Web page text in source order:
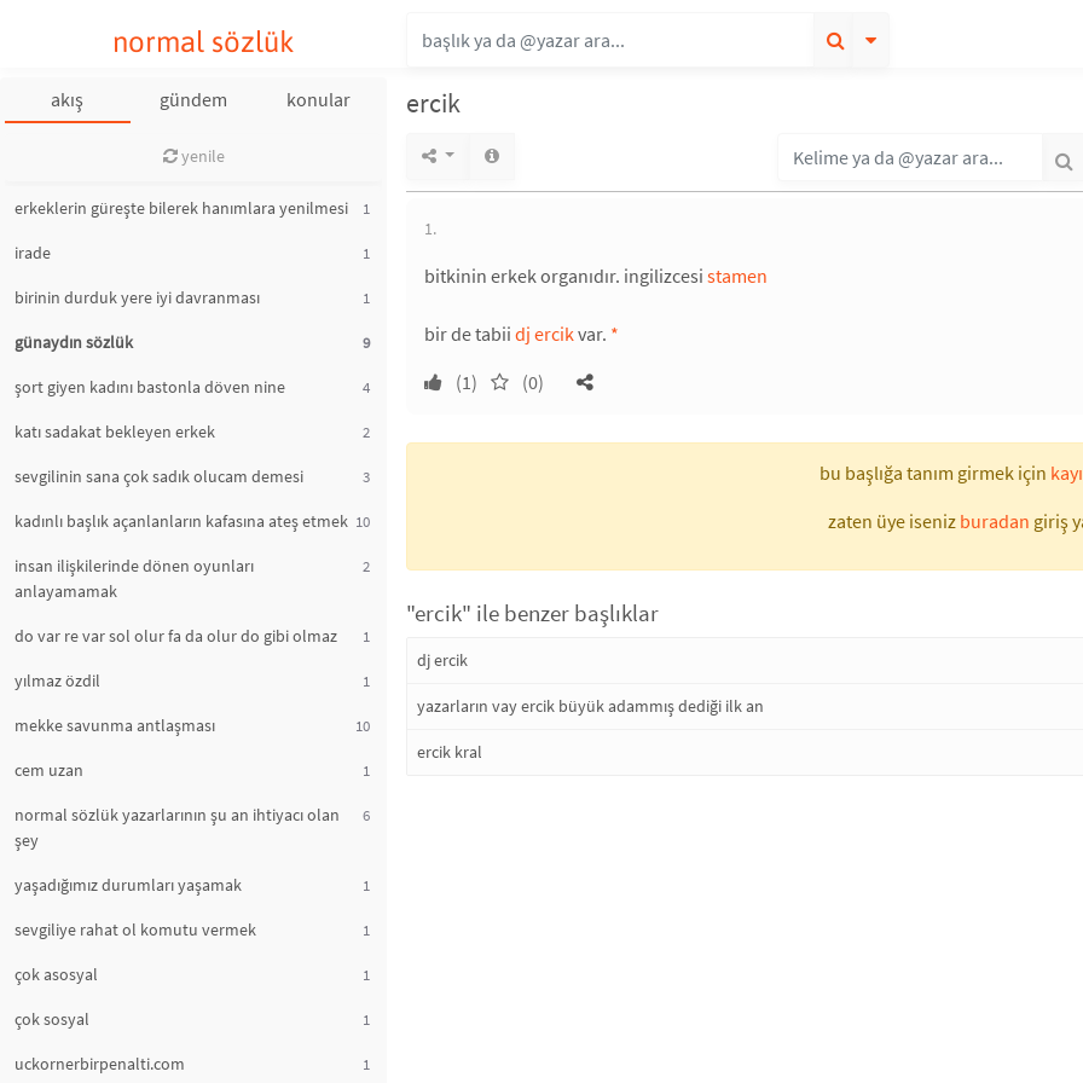
normal sözlük
akış gündem konular
yenile
erkeklerin güreşte bilerek hanımlara yenilmesi 1
irade 1
birinin durduk yere iyi davranması 1
günaydın sözlük 9
şort giyen kadını bastonla döven nine 4
katı sadakat bekleyen erkek 2
sevgilinin sana çok sadık olucam demesi 3
kadınlı başlık açanlanların kafasına ateş etmek 10
insan ilişkilerinde dönen oyunları
anlayamamak
2
do var re var sol olur fa da olur do gibi olmaz 1
yılmaz özdil 1
mekke savunma antlaşması 10
cem uzan 1
normal sözlük yazarlarının şu an ihtiyacı olan
şey
6
yaşadığımız durumları yaşamak 1
sevgiliye rahat ol komutu vermek 1
çok asosyal 1
çok sosyal 1
uckornerbirpenalti.com 1
ercik
1.
bitkinin erkek organıdır. ingilizcesi stamen
bir de tabii dj ercikvar. *
(1)
(0)
bu başlığa tanım girmek için
zaten üye iseniz buradan giriş
"ercik" ile benzer başlıklar
dj ercik
yazarların vay ercik büyük adammış dediği ilk an
ercik kral